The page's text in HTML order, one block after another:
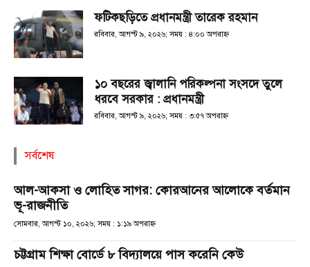
ফটিকছড়িতে প্রধানমন্ত্রী তারেক রহমান
রবিবার, আগস্ট ৯, ২০২৬; সময় : ৪:০০ অপরাহ্ণ
১০ বছরের জ্বালানি পরিকল্পনা সংসদে তুলে
ধরবে সরকার : প্রধানমন্ত্রী
রবিবার, আগস্ট ৯, ২০২৬; সময় : ৩:৫৭ অপরাহ্ণ
সর্বশেষ
আল-আকসা ও লোহিত সাগর: কোরআনের আলোকে বর্তমান
ভূ-রাজনীতি
সোমবার, আগস্ট ১০, ২০২৬; সময় : ১:১৯ অপরাহ্ণ
চট্টগ্রাম শিক্ষা বোর্ডে ৮ বিদ্যালয়ে পাস করেনি কেউ